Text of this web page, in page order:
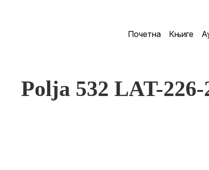
Почетна Књиге
Polja 532 LAT-226-